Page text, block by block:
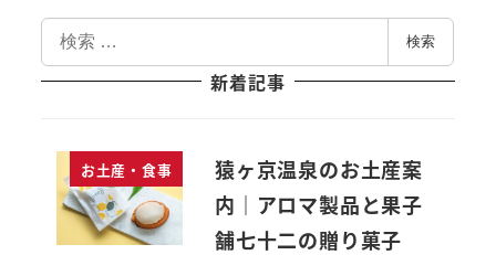
検
索
検索
新着記事
お土産・食事
猿ヶ京温泉のお土産案
内｜アロマ製品と果子
舗七十二の贈り菓子